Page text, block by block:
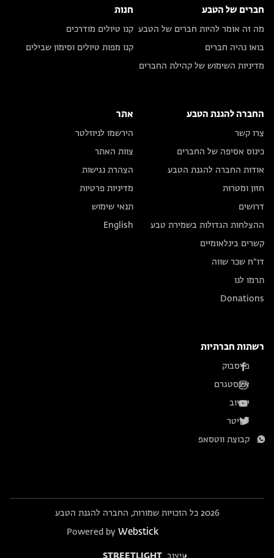
חברים של הטבע
מה זה אומר להיות חברים של הטבע
בואו נהיה חברים
מדיניות השימוש של קהילת החברים
חנות
קנו טיולים מודרכים
קנו מפות טיולים וסימון שבילים
החברה להגנת הטבע
צרו קשר
כינוס אסיפה של החברים
אודות החברה להגנת הטבע
חזון ומטרות
דרושים
ההצלחות הגדולות בשמירת טבע
קשרים בינלאומיים
דו״ח שכר שווה
תרמו לנו
Donations
אתר
הירשמו לניוזלטר
צוות האתר
הצהרת נגישות
מדיניות פרטיות
תנאי שימוש
English
רשתות חברתיות
פייסבוק
אינסטגרם
יוטיוב
טוויטר
קבוצת ווטסאפ
2026 כל הזכויות שמורות, החברה להגנת הטבע
Powered by Webstick
עיצוב STREETLIGHT